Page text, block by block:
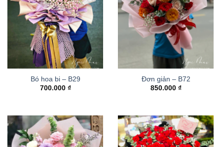
Bó hoa bi – B29
700.000 ₫
Đơn giản – B72
850.000 ₫